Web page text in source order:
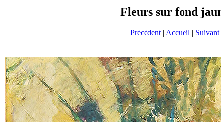
Fleurs sur fond
Précédent| Accueil | Suivant